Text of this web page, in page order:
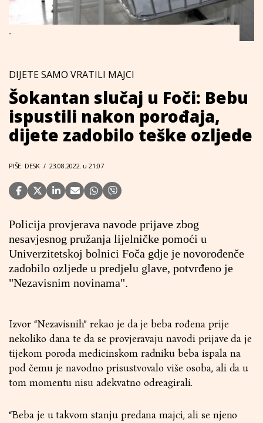
-
DIJETE SAMO VRATILI MAJCI
Šokantan slučaj u Foči: Bebu
ispustili nakon porođaja,
dijete zadobilo teške ozljede
PIŠE: DESK / 23.08.2022. u 21:07
Policija provjerava navode prijave zbog
nesavjesnog pružanja lijelničke pomoći u
Univerzitetskoj bolnici Foča gdje je novorođenče
zadobilo ozljede u predjelu glave, potvrđeno je
"Nezavisnim novinama".
Izvor “Nezavisnih” rekao je da je beba rođena prije
nekoliko dana te da se provjeravaju navodi prijave da je
tijekom poroda medicinskom radniku beba ispala na
pod čemu je navodno prisustvovalo više osoba, ali da u
tom momentu nisu adekvatno odreagirali.
“Beba je u takvom stanju predana majci, ali se njeno